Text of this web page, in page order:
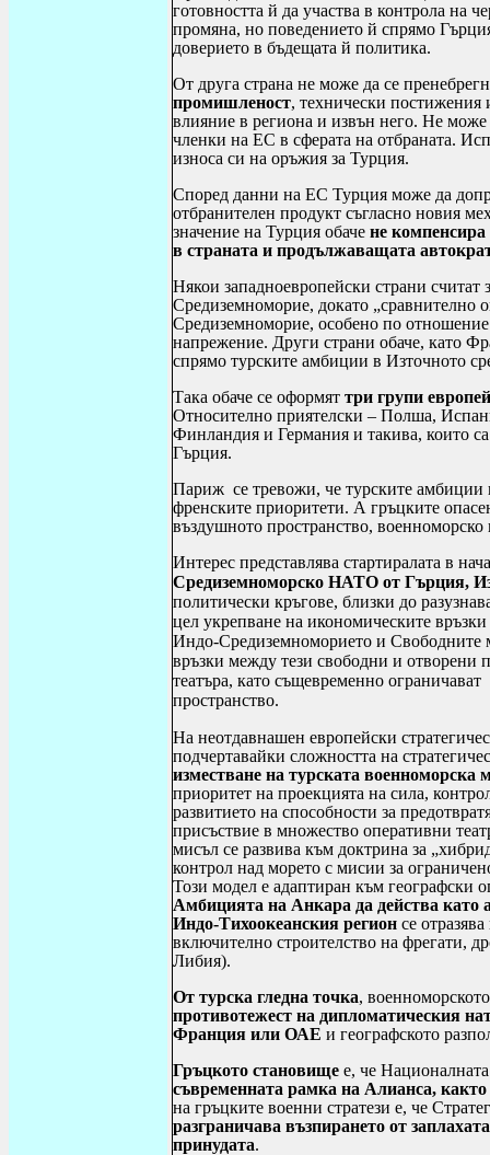
готовността й да участва в контрола на
промяна, но поведението й спрямо
доверието в бъдещата й политика.
От друга страна не може да се
промишленост, технически
влияние в региона и извън него. Не може
членки на ЕС в сферата на отбраната.
износа си на оръжия за Турция.
Според данни на ЕС Турция може да
отбранителен продукт съгласно новия
значение на Турция обаче не
в страната и продължаващата
Някои западноевропейски страни
Средиземноморие, докато „сравнително
Средиземноморие, особено по
напрежение. Други страни обаче, като
спрямо турските амбиции в Източното
Така обаче се оформят три групи
Относително приятелски – Полша,
Финландия и Германия и такива, които
Гърция.
Париж се тревожи, че турските
френските приоритети. А гръцките
въздушното пространство,
Интерес представлява стартиралата в
Средиземноморско НАТО от Гърция,
политически кръгове, близки до
цел укрепване на икономическите
Индо-Средиземноморието и Свободните
връзки между тези свободни и отворени
театъра, като същевременно
пространство.
На неотдавнашен европейски
подчертавайки сложността на
изместване на турската
приоритет на проекцията на сила,
развитието на способности за
присъствие в множество оперативни
мисъл се развива към доктрина за
контрол над морето с мисии за
Този модел е адаптиран към географски
Амбицията на Анкара да действа като
Индо-Тихоокеанския регион се
включително строителство на фрегати,
Либия).
От турска гледна точка,
противотежест на дипломатическия
Франция или ОАЕ и географското
Гръцкото становище е, че
съвременната рамка на Алианса,
на гръцките военни стратези е, че
разграничава възпирането от
принудата.